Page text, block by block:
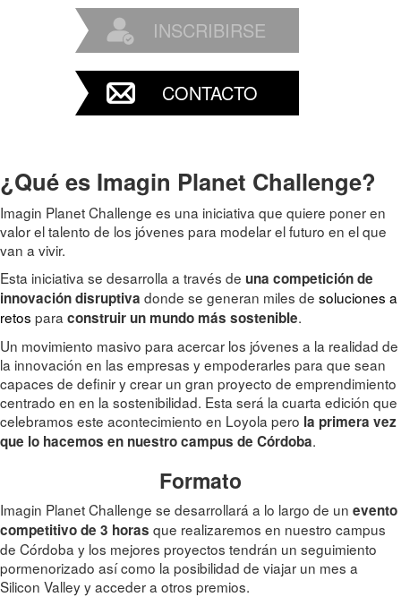
INSCRIBIRSE
CONTACTO
¿Qué es Imagin Planet Challenge?
Imagin Planet Challenge es una iniciativa que quiere poner en
valor el talento de los jóvenes para modelar el futuro en el que
van a vivir.
Esta iniciativa se desarrolla a través de una competición de
innovación disruptiva donde se generan miles de soluciones a
retos para construir un mundo más sostenible.
Un movimiento masivo para acercar los jóvenes a la realidad de
la innovación en las empresas y empoderarles para que sean
capaces de definir y crear un gran proyecto de emprendimiento
centrado en en la sostenibilidad. Esta será la cuarta edición que
celebramos este acontecimiento en Loyola pero la primera vez
que lo hacemos en nuestro campus de Córdoba.
Formato
Imagin Planet Challenge se desarrollará a lo largo de un evento
competitivo de 3 horas que realizaremos en nuestro campus
de Córdoba y los mejores proyectos tendrán un seguimiento
pormenorizado así como la posibilidad de viajar un mes a
Silicon Valley y acceder a otros premios.